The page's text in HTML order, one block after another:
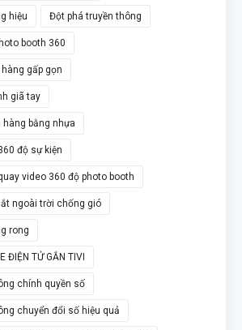
hiệu Đột phá truyền thông
booth 360
gấp gọn
giã tay
hàng bằng nhựa
độ sự kiện
video 360 độ photo booth
ngoài trời chống gió
rong
ĐIỆN TỬ GẮN TIVI
chính quyền số
chuyển đổi số hiệu quả